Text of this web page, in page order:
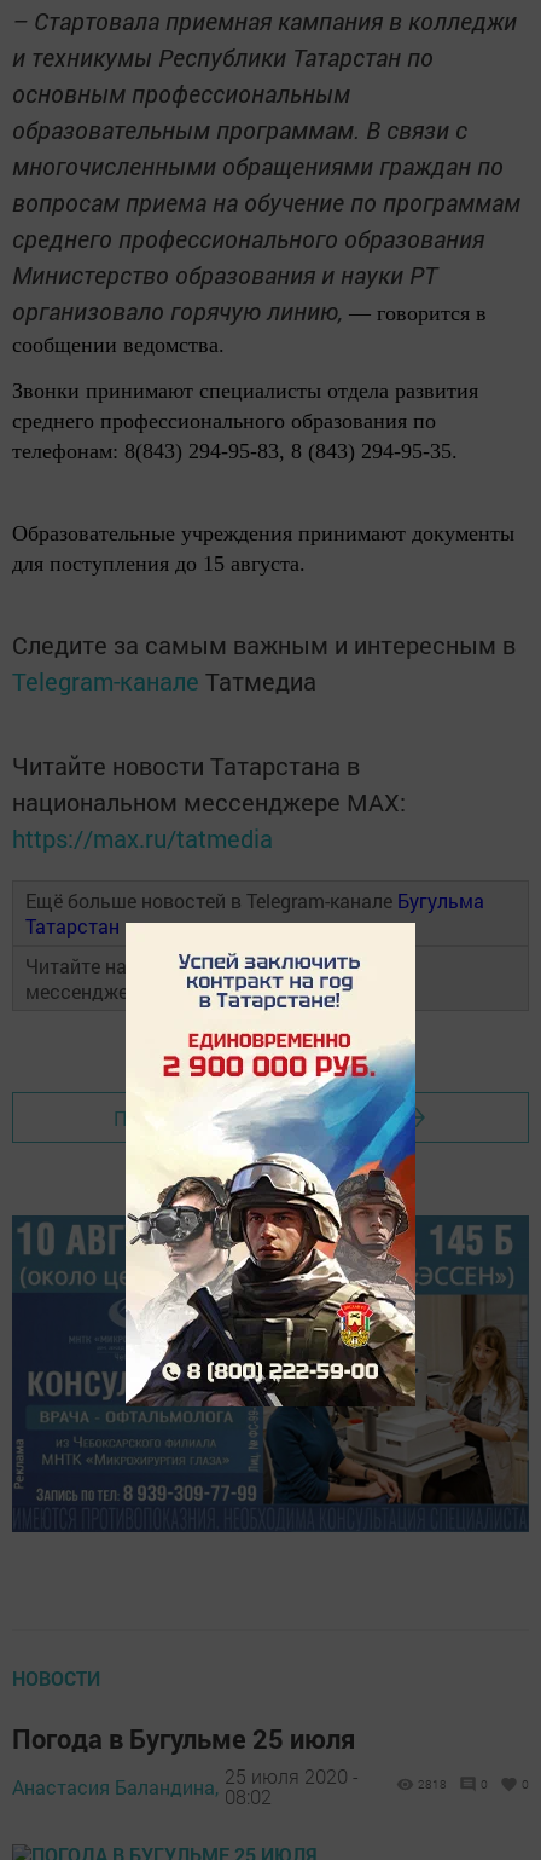
– Стартовала приемная кампания в колледжи
и техникумы Республики Татарстан по
основным профессиональным
образовательным программам. В связи с
многочисленными обращениями граждан по
вопросам приема на обучение по программам
среднего профессионального образования
Министерство образования и науки РТ
организовало горячую линию, — говорится в
сообщении ведомства.
Звонки принимают специалисты отдела развития
среднего профессионального образования по
телефонам: 8(843) 294-95-83, 8 (843) 294-95-35.
Образовательные учреждения принимают документы
для поступления до 15 августа.
Следите за самым важным и интересным в
Telegram-канале Татмедиа
Читайте новости Татарстана в
национальном мессенджере MАХ:
https://max.ru/tatmedia
Ещё больше новостей в Telegram-канале Бугульма
Татарстан
Читайте наши новости в национальном
мессенджере
MAXи в«Дзен»
Перейти на страницу новости
НОВОСТИ
Погода в Бугульме 25 июля
Анастасия Баландина, 25 июля 2020 -
08:02
2818 0 0